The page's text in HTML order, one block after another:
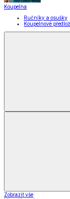
Koupelna
Ručníky a osušky
Koupelnové
Zobrazit vše